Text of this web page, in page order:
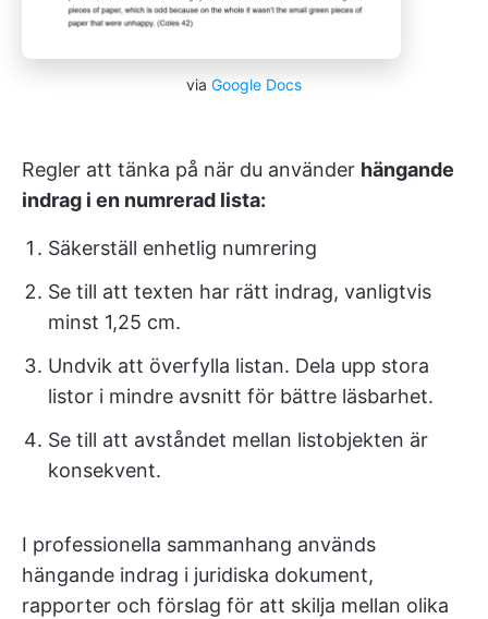
via Google Docs
Regler att tänka på när du använder hängande
indrag i en numrerad lista:
Säkerställ enhetlig numrering
Se till att texten har rätt indrag, vanligtvis
minst 1,25 cm.
Undvik att överfylla listan. Dela upp stora
listor i mindre avsnitt för bättre läsbarhet.
Se till att avståndet mellan listobjekten är
konsekvent.
I professionella sammanhang används
hängande indrag i juridiska dokument,
rapporter och förslag för att skilja mellan olika